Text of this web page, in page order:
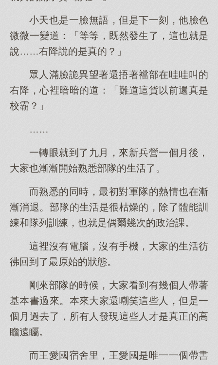
小天也是一臉無語，但是下一刻，他臉色
微微一變道：「等等，既然發生了，這也就是
說……右降說的是真的？」
眾人滿臉詭異望著還捂著襠部在哇哇叫的
右降，心裡暗暗的道：「難道這貨以前還真是
校霸？」
……
一轉眼就到了九月，來新兵營一個月後，
大家也漸漸開始熟悉部隊的生活了。
而熟悉的同時，最初對軍隊的熱情也在漸
漸消退。部隊的生活是很枯燥的，除了體能訓
練和隊列訓練，也就是偶爾幾次的政治課。
這裡沒有電腦，沒有手機，大家的生活彷
彿回到了最原始的狀態。
剛來部隊的時候，大家看到有幾個人帶著
基本書過來。本來大家還嘲笑這些人，但是一
個月過去了，所有人發現這些人才是真正的高
瞻遠矚。
而王愛國宿舍里，王愛國是唯一一個帶書